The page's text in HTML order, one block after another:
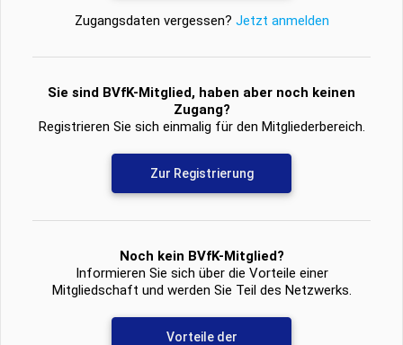
Zugangsdaten vergessen? Jetzt anmelden
Sie sind BVfK-Mitglied, haben aber noch keinen
Zugang?
Registrieren Sie sich einmalig für den Mitgliederbereich.
Zur Registrierung
Noch kein BVfK-Mitglied?
Informieren Sie sich über die Vorteile einer
Mitgliedschaft und werden Sie Teil des Netzwerks.
Vorteile der